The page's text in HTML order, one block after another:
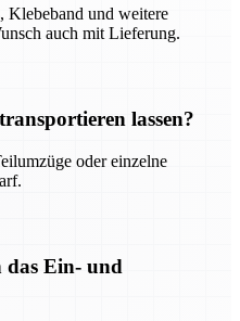
Klebeband und weitere
auch mit Lieferung.
lassen?
oder einzelne
Ein- und